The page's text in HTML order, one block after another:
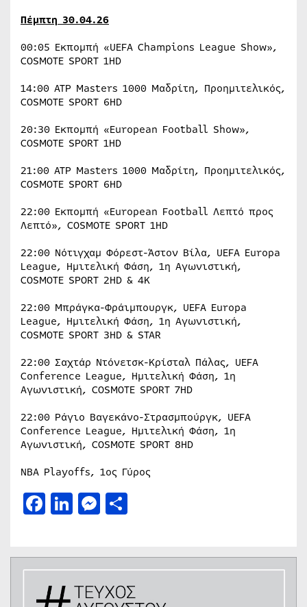
Πέμπτη 30.04.26
00:05 Εκπομπή «UEFA Champions League Show»,
COSMOTE SPORT 1HD
14:00 ATP Masters 1000 Μαδρίτη, Προημιτελικός,
COSMOTE SPORT 6HD
20:30 Εκπομπή «European Football Show»,
COSMOTE SPORT 1HD
21:00 ATP Masters 1000 Μαδρίτη, Προημιτελικός,
COSMOTE SPORT 6HD
22:00 Εκπομπή «European Football Λεπτό προς
Λεπτό», COSMOTE SPORT 1HD
22:00 Νότιγχαμ Φόρεστ-Άστον Βίλα, UEFA Europa
League, Ημιτελική Φάση, 1η Αγωνιστική,
COSMOTE SPORT 2HD & 4K
22:00 Μπράγκα-Φράιμπουργκ, UEFA Europa
League, Ημιτελική Φάση, 1η Αγωνιστική,
COSMOTE SPORT 3HD & STAR
22:00 Σαχτάρ Ντόνετσκ-Κρίσταλ Πάλας, UEFA
Conference League, Ημιτελική Φάση, 1η
Αγωνιστική, COSMOTE SPORT 7HD
22:00 Ράγιο Βαγεκάνο-Στρασμπούργκ, UEFA
Conference League, Ημιτελική Φάση, 1η
Αγωνιστική, COSMOTE SPORT 8HD
NBA Playoffs, 1ος Γύρος
Facebook
LinkedIn
Messenger